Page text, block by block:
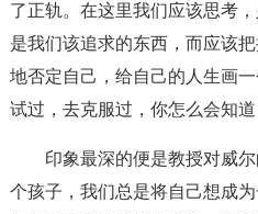
了正轨。在这里我们应该思考
是我们该追求的东西，而应该
地否定自己，给自己的人生画
试过，去克服过，你怎么会知
印象最深的便是教授对威
个孩子，我们总是将自己想成